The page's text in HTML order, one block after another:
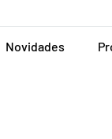
Novidades